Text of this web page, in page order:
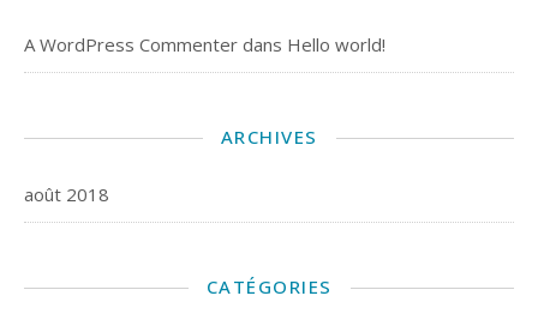
A WordPress Commenter dans Hello world!
ARCHIVES
août 2018
CATÉGORIES